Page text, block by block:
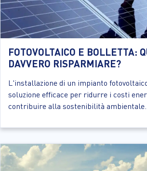
FOTOVOLTAICO E BOLLETTA:
DAVVERO RISPARMIARE?
L'installazione di un impianto
soluzione efficace per ridurre i costi
contribuire alla sostenibilità ambientale.